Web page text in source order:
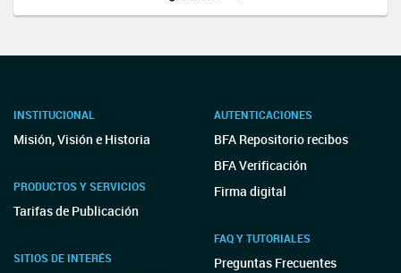
INSTITUCIONAL
Misión, Visión e Historia
PRODUCTOS Y SERVICIOS
Tarifas de Publicación
SITIOS DE INTERÉS
AUTENTICACIONES
BFA Repositorio recibos
BFA Verificación
Firma digital
FAQ Y TUTORIALES
Preguntas Frecuentes